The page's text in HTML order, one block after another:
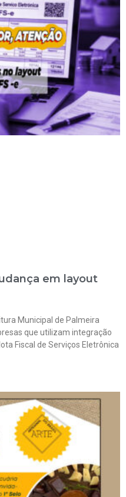
em layout
Municipal de Palmeira
que utilizam integração
Fiscal de Serviços Eletrônica